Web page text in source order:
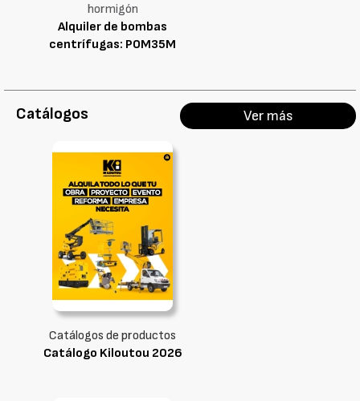
hormigón
Alquiler de bombas
centrífugas: POM35M
Catálogos Ver más
Catálogos de productos
Catálogo Kiloutou 2026